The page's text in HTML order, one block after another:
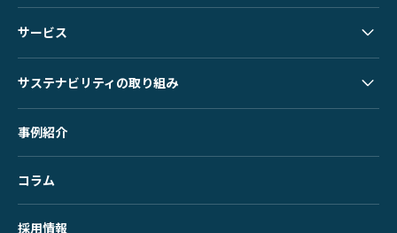
サービス
サステナビリティの取り組み
事例紹介
コラム
採用情報